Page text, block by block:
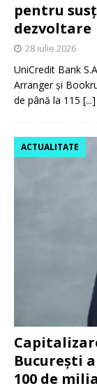
pentru
dezvoltare
28 iulie 2026
UniCredit Bank
Arranger și
de până la 115 [...]
București
100 de
ACTUALITATE